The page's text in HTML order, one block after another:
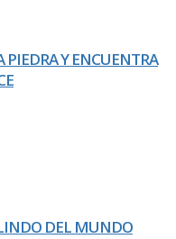
Y ENCUENTRA
DEL MUNDO